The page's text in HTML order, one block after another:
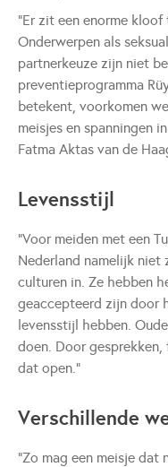
“Er zit een enorme
Onderwerpen als
partnerkeuze zijn niet
preventieprogramma
betekent, voorkomen
meisjes en spanningen
Fatma Aktas van de
Levensstijl
“Voor meiden met een
Nederland namelijk
culturen in. Ze hebben
geaccepteerd zijn door
levensstijl hebben.
doen. Door
dat open.”
Verschillende
“Zo mag een meisje